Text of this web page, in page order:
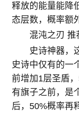
释放的能量能降
态层数，概率额
混沌之刃
史诗神器，
史诗中仅有的一
前增加1层圣盾
有旗子之前，是
后，50%概率再